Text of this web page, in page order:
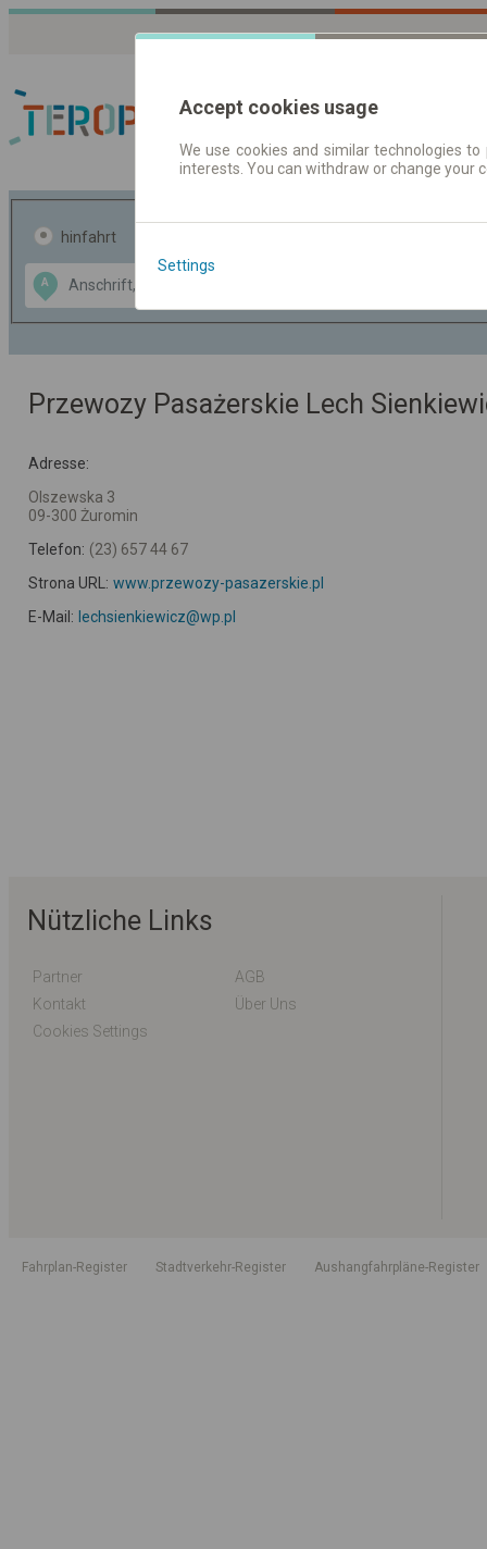
Fahrplandaten |
hinfahrt
A
Data CC-BY-SA
OpenStreetMap
GeoLite data by
Przewozy Pasażerskie Lech
Adresse:
Olszewska 3
09-300 Żuromin
Telefon: (23) 657 44 67
Strona URL: www.przewozy-pasazerskie.pl
E-Mail: lechsienkiewicz@wp.pl
Nützliche Links
Partner
AGB
Kontakt
Über Uns
Cookies Settings
Fahrplan-Register Stadtverkehr-Register Aushangfahrpläne-Register
Accept cookies usage
We use cookies and similar technologies
interests. You can withdraw or change
Settings